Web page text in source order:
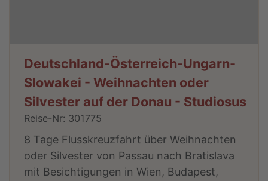
Deutschland-Österreich-Ungarn-
Slowakei - Weihnachten oder
Silvester auf der Donau - Studiosus
Reise-Nr: 301775
8 Tage Flusskreuzfahrt über Weihnachten
oder Silvester von Passau nach Bratislava
mit Besichtigungen in Wien, Budapest,